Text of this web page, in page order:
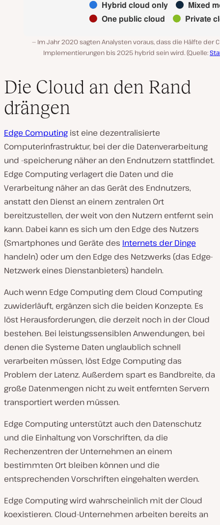
Im Jahr 2020 sagten Analysten voraus, dass die Hälfte der
Implementierungen bis 2025 hybrid sein wird. (Quelle:
Die Cloud an den Rand
drängen
Edge Computing ist eine dezentralisierte
Computerinfrastruktur, bei der die Datenverarbeitung
und -speicherung näher an den Endnutzern stattfindet.
Edge Computing verlagert die Daten und die
Verarbeitung näher an das Gerät des Endnutzers,
anstatt den Dienst an einem zentralen Ort
bereitzustellen, der weit von den Nutzern entfernt sein
kann. Dabei kann es sich um den Edge des Nutzers
(Smartphones und Geräte des Internets der Dinge
handeln) oder um den Edge des Netzwerks (das Edge-
Netzwerk eines Dienstanbieters) handeln.
Auch wenn Edge Computing dem Cloud Computing
zuwiderläuft, ergänzen sich die beiden Konzepte. Es
löst Herausforderungen, die derzeit noch in der Cloud
bestehen. Bei leistungssensiblen Anwendungen, bei
denen die Systeme Daten unglaublich schnell
verarbeiten müssen, löst Edge Computing das
Problem der Latenz. Außerdem spart es Bandbreite, da
große Datenmengen nicht zu weit entfernten Servern
transportiert werden müssen.
Edge Computing unterstützt auch den Datenschutz
und die Einhaltung von Vorschriften, da die
Rechenzentren der Unternehmen an einem
bestimmten Ort bleiben können und die
entsprechenden Vorschriften eingehalten werden.
Edge Computing wird wahrscheinlich mit der Cloud
koexistieren. Cloud-Unternehmen arbeiten bereits an